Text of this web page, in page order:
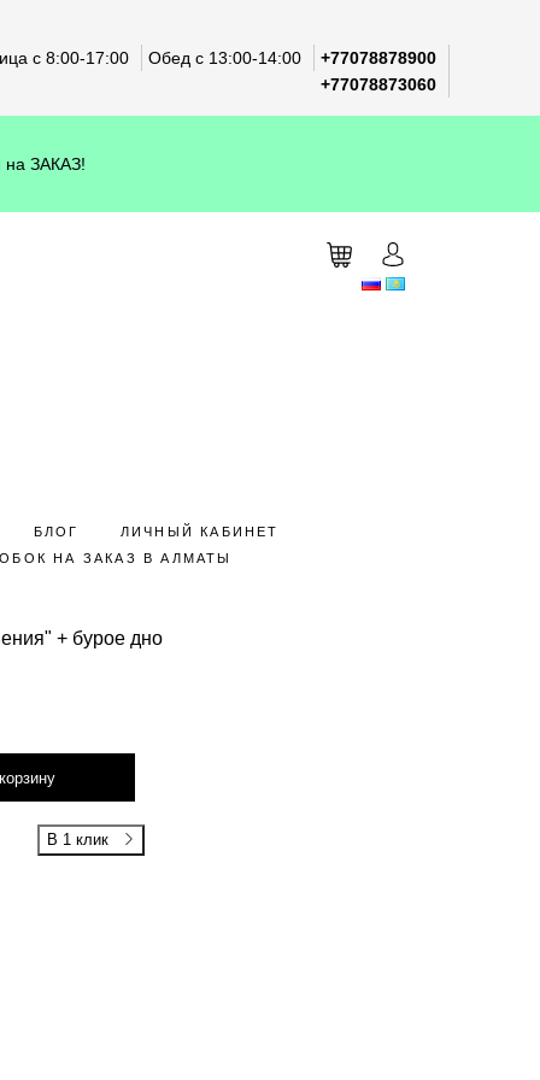
с 8:00-17:00 Обед с 13:00-14:00
+77078878900
+77078873060
ЗАКАЗ!
БЛОГ
ЛИЧНЫЙ КАБИНЕТ
НА ЗАКАЗ В АЛМАТЫ
+ бурое дно
В 1 клик